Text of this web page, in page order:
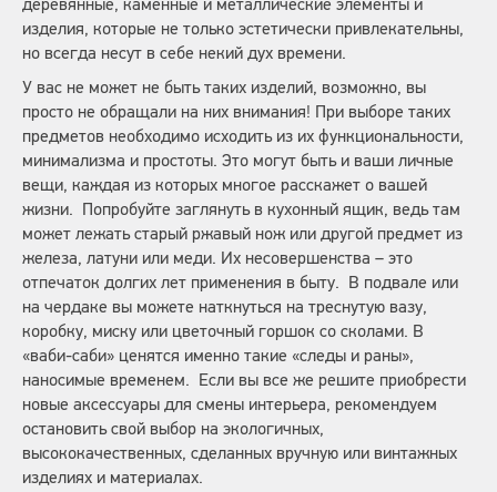
деревянные, каменные и металлические элементы и
изделия, которые не только эстетически привлекательны,
но всегда несут в себе некий дух времени.
У вас не может не быть таких изделий, возможно, вы
просто не обращали на них внимания! При выборе таких
предметов необходимо исходить из их функциональности,
минимализма и простоты. Это могут быть и ваши личные
вещи, каждая из которых многое расскажет о вашей
жизни. Попробуйте заглянуть в кухонный ящик, ведь там
может лежать старый ржавый нож или другой предмет из
железа, латуни или меди. Их несовершенства – это
отпечаток долгих лет применения в быту. В подвале или
на чердаке вы можете наткнуться на треснутую вазу,
коробку, миску или цветочный горшок со сколами. В
«ваби-саби» ценятся именно такие «следы и раны»,
наносимые временем. Если вы все же решите приобрести
новые аксессуары для смены интерьера, рекомендуем
остановить свой выбор на экологичных,
высококачественных, сделанных вручную или винтажных
изделиях и материалах.